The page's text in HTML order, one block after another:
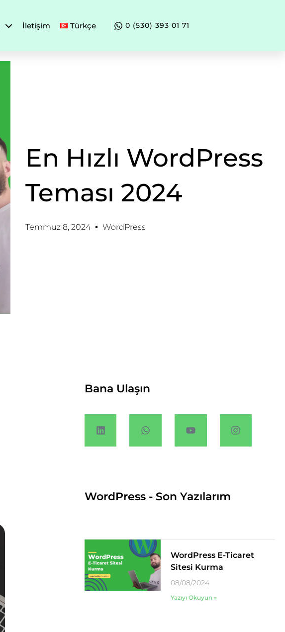
İletişim Türkçe 0 (530) 393 01 71
En Hızlı WordPress
Teması 2024
Temmuz 8, 2024 WordPress
Bana Ulaşın
WordPress - Son Yazılarım
WordPress E-Ticaret
Sitesi Kurma
08/08/2024
Yazıyı Okuyun »